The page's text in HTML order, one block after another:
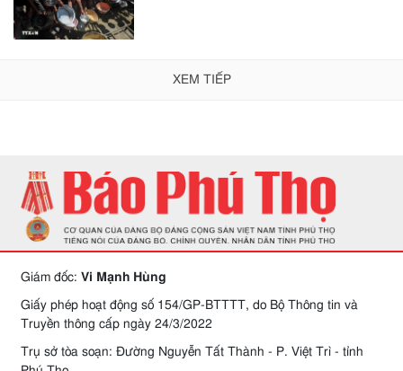
XEM TIẾP
Giám đốc: Vi Mạnh Hùng
Giấy phép hoạt động số 154/GP-BTTTT, do Bộ Thông tin và
Truyền thông cấp ngày 24/3/2022
Trụ sở tòa soạn: Đường Nguyễn Tất Thành - P. Việt Trì - tỉnh